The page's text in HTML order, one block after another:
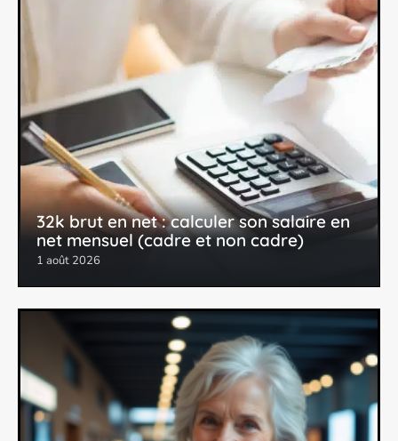
32k brut en net : calculer son salaire en
net mensuel (cadre et non cadre)
1 août 2026